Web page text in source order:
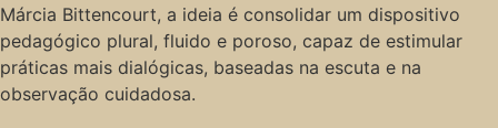
Márcia Bittencourt, a ideia é consolidar um dispositivo
pedagógico plural, fluido e poroso, capaz de estimular
práticas mais dialógicas, baseadas na escuta e na
observação cuidadosa.